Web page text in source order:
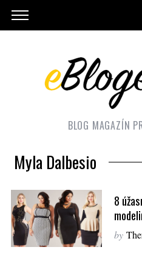
BLOG MAGAZÍN
Myla Dalbesio
8
by